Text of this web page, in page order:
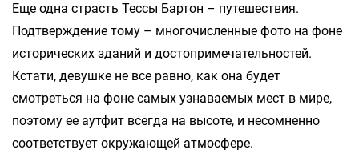
Еще одна страсть Тессы Бартон – путешествия.
Подтверждение тому – многочисленные фото на фоне
исторических зданий и достопримечательностей.
Кстати, девушке не все равно, как она будет
смотреться на фоне самых узнаваемых мест в мире,
поэтому ее аутфит всегда на высоте, и несомненно
соответствует окружающей атмосфере.